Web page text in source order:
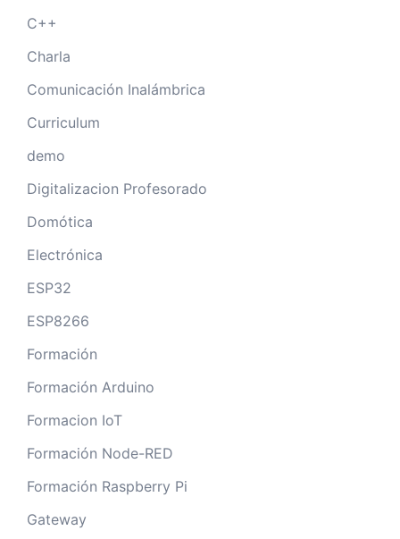
C++
Charla
Comunicación Inalámbrica
Curriculum
demo
Digitalizacion Profesorado
Domótica
Electrónica
ESP32
ESP8266
Formación
Formación Arduino
Formacion IoT
Formación Node-RED
Formación Raspberry Pi
Gateway